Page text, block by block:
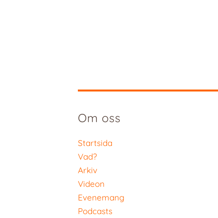
Om oss
Startsida
Vad?
Arkiv
Videon
Evenemang
Podcasts